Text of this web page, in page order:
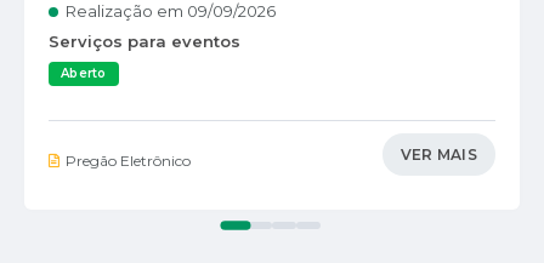
Pregão Eletrônico
Serviços para eventos
Aberto
Realização em 09/09/2026
VER MAIS